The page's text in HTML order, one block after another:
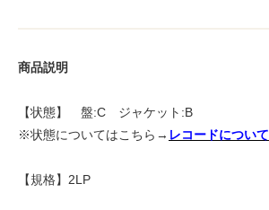
商品説明
【状態】 盤:C ジャケット:B
※状態についてはこちら→ レコードについて
【規格】2LP